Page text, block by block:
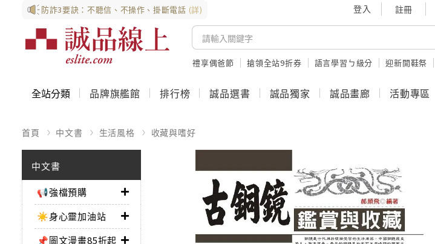
防詐3要訣：不聽信、不操作、掛斷電話 (詳) 登入 註冊
禮享偶爸節 搶領全站9折券 語言學習ㄅ級分 迎新開鞋祭
全站分類 品牌旗艦館 排行榜 誠品選書 誠品獨家 誠品畫廊 活動專區
首頁 中文書 生活風格 收藏與嗜好
中文書
📢強檔預購
☀️身心靈加油站
📌圖文漫畫85折起